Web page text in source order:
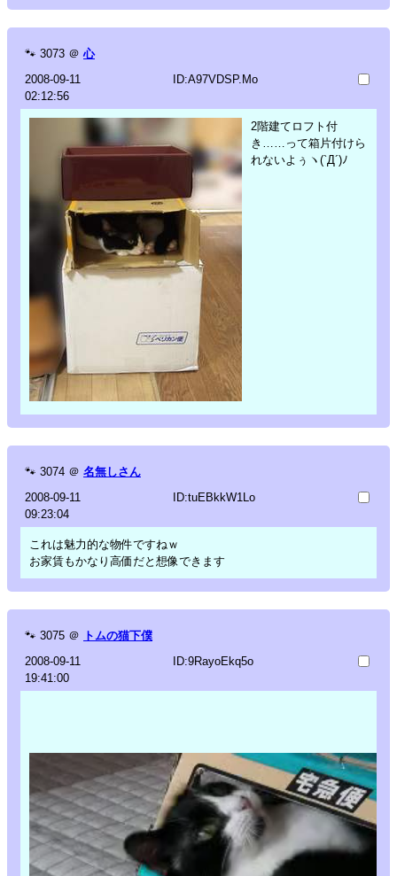
🐾 3073 ＠ 心
2008-09-11
02:12:56
ID:A97VDSP.Mo
2階建てロフト付
き……って箱片付けら
れないよぅヽ(`Д´)ﾉ
🐾 3074 ＠ 名無しさん
2008-09-11
09:23:04
ID:tuEBkkW1Lo
これは魅力的な物件ですねｗ
お家賃もかなり高価だと想像できます
🐾 3075 ＠ トムの猫下僕
2008-09-11
19:41:00
ID:9RayoEkq5o